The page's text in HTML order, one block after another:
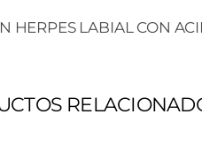
HERPES LABIAL CON